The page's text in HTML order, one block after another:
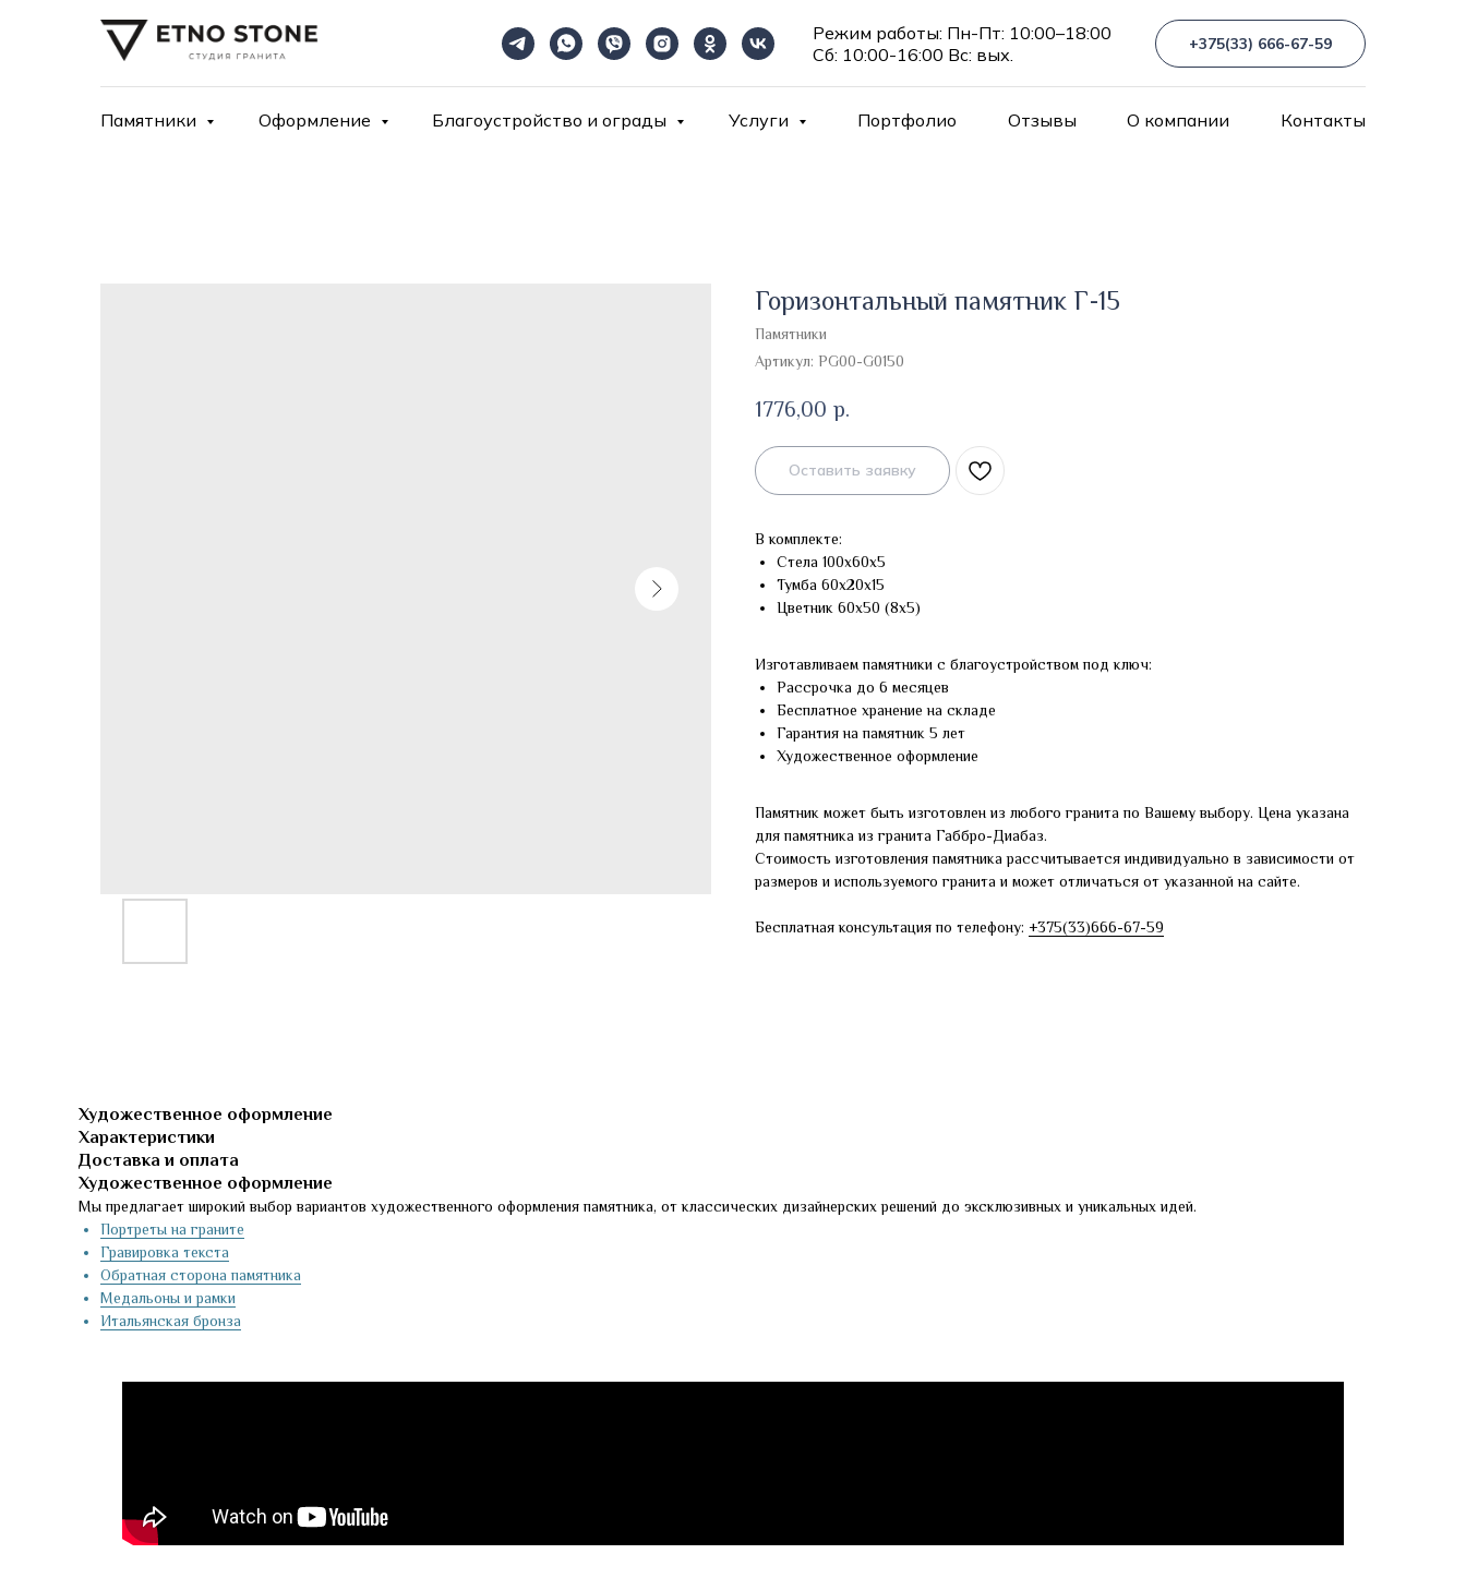
Режим работы: Пн-Пт: 10:00–18:00
Сб: 10:00-16:00 Вс: вых.
+375(33) 666-67-59
Памятники Оформление Благоустройство и ограды Услуги Портфолио Отзывы О компании Контакты
Горизонтальный памятник Г-15
Памятники
Артикул: PG00-G0150
1776,00 р.
Оставить заявку
В комплекте:
Стела 100х60х5
Тумба 60х20х15
Цветник 60х50 (8х5)
Изготавливаем памятники с благоустройством под ключ:
Рассрочка до 6 месяцев
Бесплатное хранение на складе
Гарантия на памятник 5 лет
Художественное оформление
Памятник может быть изготовлен из любого гранита по Вашему выбору. Цена указана
для памятника из гранита Габбро-Диабаз.
Стоимость изготовления памятника рассчитывается индивидуально в зависимости от
размеров и используемого гранита и может отличаться от указанной на сайте.
Бесплатная консультация по телефону: +375(33)666-67-59
Художественное оформление
Характеристики
Доставка и оплата
Художественное оформление
Мы предлагает широкий выбор вариантов художественного оформления памятника, от классических дизайнерских решений до эксклюзивных и уникальных идей.
Портреты на граните
Гравировка текста
Обратная сторона памятника
Медальоны и рамки
Итальянская бронза